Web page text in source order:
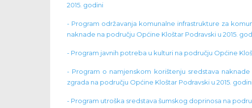
2015. godini
- Program održavanja komunalne infrastrukture za
naknade na području Općine Kloštar Podravski u 2015.
- Program javnih potreba u kulturi na području Općine
- Program o namjenskom korištenju sredstava
zgrada na području Općine Kloštar Podravski u 2015.
- Program utroška sredstava šumskog doprinosa na